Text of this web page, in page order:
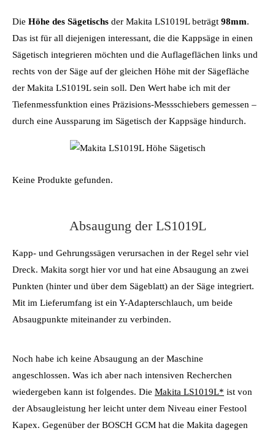
Die Höhe des Sägetischs der Makita LS1019L beträgt 98mm.
Das ist für all diejenigen interessant, die die Kappsäge in einen
Sägetisch integrieren möchten und die Auflageflächen links und
rechts von der Säge auf der gleichen Höhe mit der Sägefläche
der Makita LS1019L sein soll. Den Wert habe ich mit der
Tiefenmessfunktion eines Präzisions-Messschiebers gemessen –
durch eine Aussparung im Sägetisch der Kappsäge hindurch.
Keine Produkte gefunden.
Absaugung der LS1019L
Kapp- und Gehrungssägen verursachen in der Regel sehr viel
Dreck. Makita sorgt hier vor und hat eine Absaugung an zwei
Punkten (hinter und über dem Sägeblatt) an der Säge integriert.
Mit im Lieferumfang ist ein Y-Adapterschlauch, um beide
Absaugpunkte miteinander zu verbinden.
Noch habe ich keine Absaugung an der Maschine
angeschlossen. Was ich aber nach intensiven Recherchen
wiedergeben kann ist folgendes. Die Makita LS1019L* ist von
der Absaugleistung her leicht unter dem Niveau einer Festool
Kapex. Gegenüber der BOSCH GCM hat die Makita dagegen